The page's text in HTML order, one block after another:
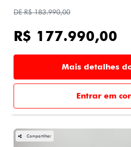
DE R$ 183.990,00
R$ 177.990,00
Mais detalhes
Entrar em
Compartilhar